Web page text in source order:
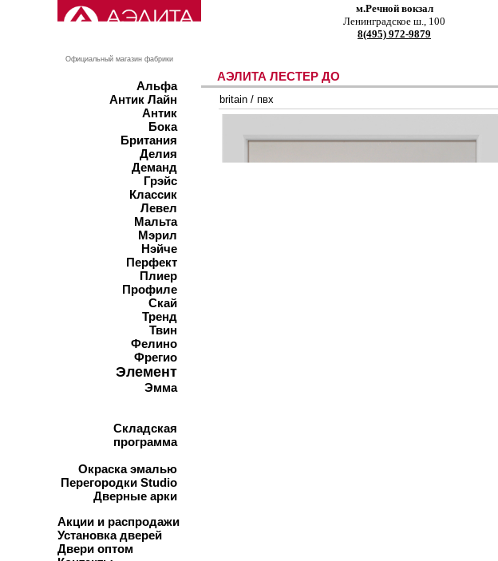
Официальный магазин фабрики
Альфа
Антик Лайн
Антик
Бока
Британия
Делия
Деманд
Грэйс
Классик
Левел
Мальта
Мэрил
Нэйче
Перфект
Плиер
Профиле
Скай
Тренд
Твин
Фелино
Фрегио
Элемент
Эмма
Складская
программа
Окраска эмалью
Перегородки Studio
Дверные арки
Акции и распродажи
Установка дверей
Двери оптом
м.Речной вокзал
Ленинградское ш., 100
8(495) 972-9879
АЭЛИТА ЛЕСТЕР ДО
britain / пвх